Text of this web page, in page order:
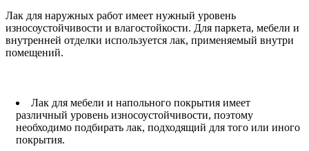
Лак для наружных работ имеет нужный уровень
износоустойчивости и влагостойкости. Для паркета, мебели и
внутренней отделки используется лак, применяемый внутри
помещений.
Лак для мебели и напольного покрытия имеет
различный уровень износоустойчивости, поэтому
необходимо подбирать лак, подходящий для того или иного
покрытия.